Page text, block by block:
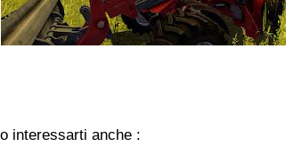
interessarti anche :